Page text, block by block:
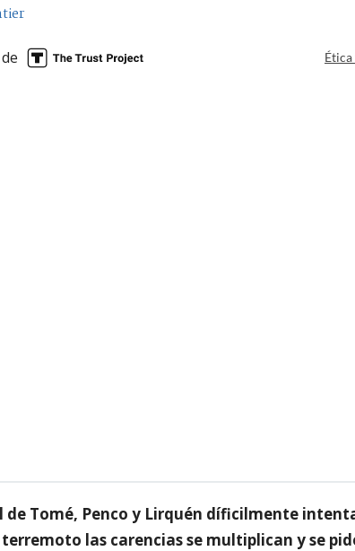
de Tomé, Penco y Lirquén díficilmente
las carencias se multiplican y se